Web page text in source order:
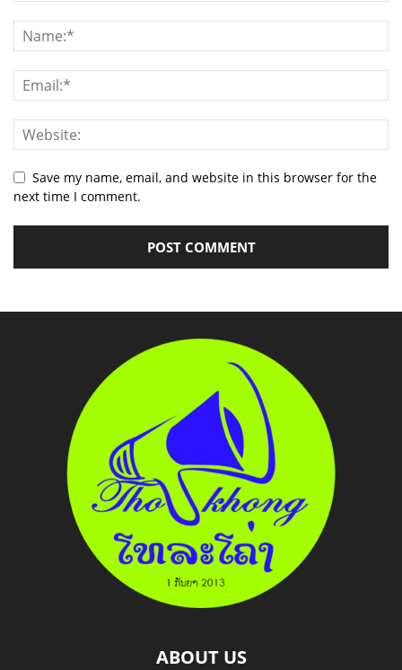
Save my name, email, and website in this browser for the
next time I comment.
ABOUT US